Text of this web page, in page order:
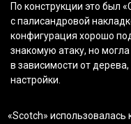
По конструкции это был
с палисандровой
конфигурация хорошо
знакомую атаку, но
в зависимости от
настройки.
«Scotch» использовалась